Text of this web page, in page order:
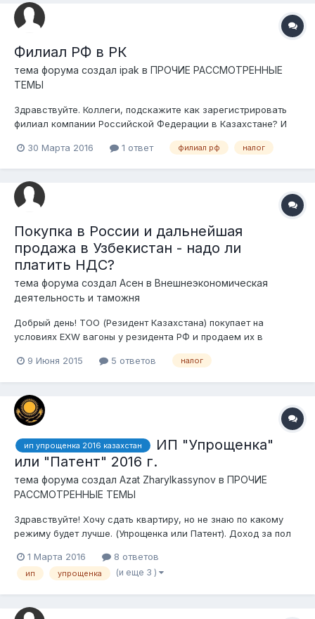
Филиал РФ в РК
тема форума создал ipak в ПРОЧИЕ РАССМОТРЕННЫЕ
ТЕМЫ
Здравствуйте. Коллеги, подскажите как зарегистрировать
филиал компании Российской Федерации в Казахстане? И
30 Марта 2016
1 ответ филиал рф налог
Покупка в России и дальнейшая
продажа в Узбекистан - надо ли
платить НДС?
тема форума создал Асен в Внешнеэкономическая
деятельность и таможня
Добрый день! ТОО (Резидент Казахстана) покупает на
условиях EXW вагоны у резидента РФ и продаем их в
Узбекистан. у меня 3 вопроса: 1) продавец в РФ продает нам
с НДС 18%, можем ли мы их взять в зачет? 2) при отправке
платить НДС? 3) какая стор...
9 Июня 2015 5 ответов налог
ип упрощенка 2016 казахстан
ИП "Упрощенка"
или "Патент" 2016 г.
тема форума создал Azat Zharylkassynov в ПРОЧИЕ
РАССМОТРЕННЫЕ ТЕМЫ
Здравствуйте! Хочу сдать квартиру, но не знаю по какому
режиму будет лучше. (Упрощенка или Патент). Доход за пол
(зависит от клиентов. Максимальный расчет) Как считать
налоги за Упрощенку и за Патент за 2016г.? Слышал есть
1 Марта 2016 8 ответов
ип упрощенка (и еще 3 )